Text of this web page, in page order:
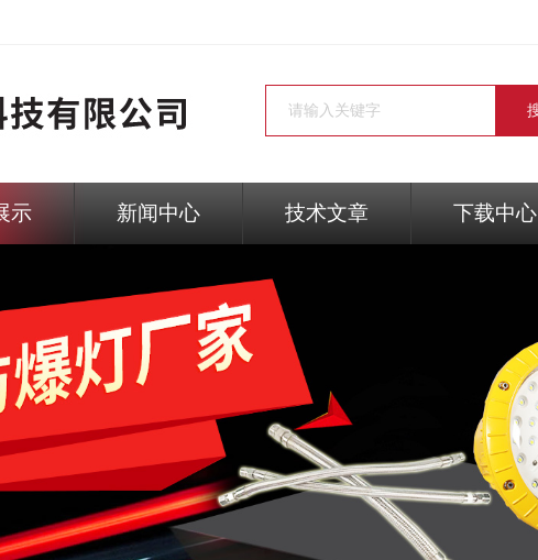
示 新闻中心 技术文章 下载中心